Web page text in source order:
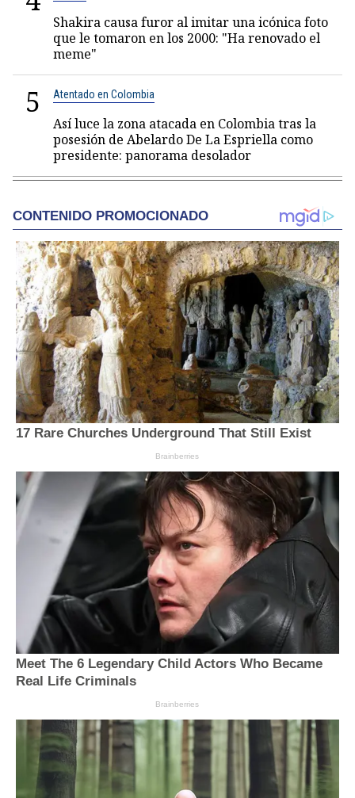
Shakira causa furor al imitar una icónica foto
que le tomaron en los 2000: "Ha renovado el
meme"
5 Atentado en Colombia
Así luce la zona atacada en Colombia tras la
posesión de Abelardo De La Espriella como
presidente: panorama desolador